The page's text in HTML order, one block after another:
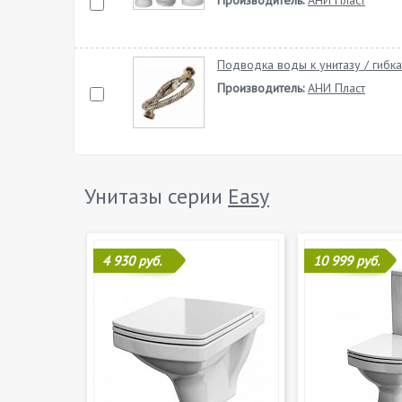
Подводка воды к унитазу /
Производитель: АНИ Пласт
Унитазы серии Easy
4 930 руб. 10 999 руб.